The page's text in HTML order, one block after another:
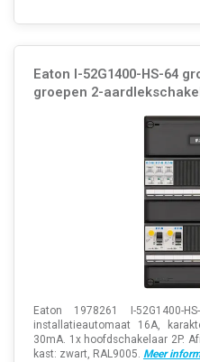
Eaton I-52G1400-HS-64
groepen 2-
Eaton 1978261 I-52G1400-
installatieautomaat 16A,
30mA. 1x hoofdschakelaar 2P.
kast: zwart, RAL9005. Meer